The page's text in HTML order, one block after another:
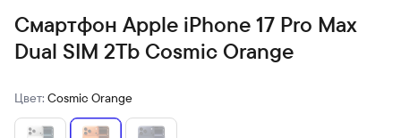
Смартфон Apple iPhone 17 Pro Max
Dual SIM 2Tb Cosmic Orange
Цвет: Cosmic Orange